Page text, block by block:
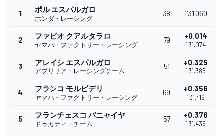
1 ポル エスパルガロ
ホンダ・レーシング
38 1'31.060
2 ファビオ クアルタラロ
ヤマハ・ファクトリー・レーシング
79 +0.014
1'31.074
3 アレイシ エスパルガロ
アプリリア・レーシングチーム
51 +0.325
1'31.385
4 フランコ モルビデリ
ヤマハ・ファクトリー・レーシング
69 +0.356
1'31.416
5 フランチェスコ バニャイヤ
ドゥカティ・チーム
57 +0.376
1'31.436